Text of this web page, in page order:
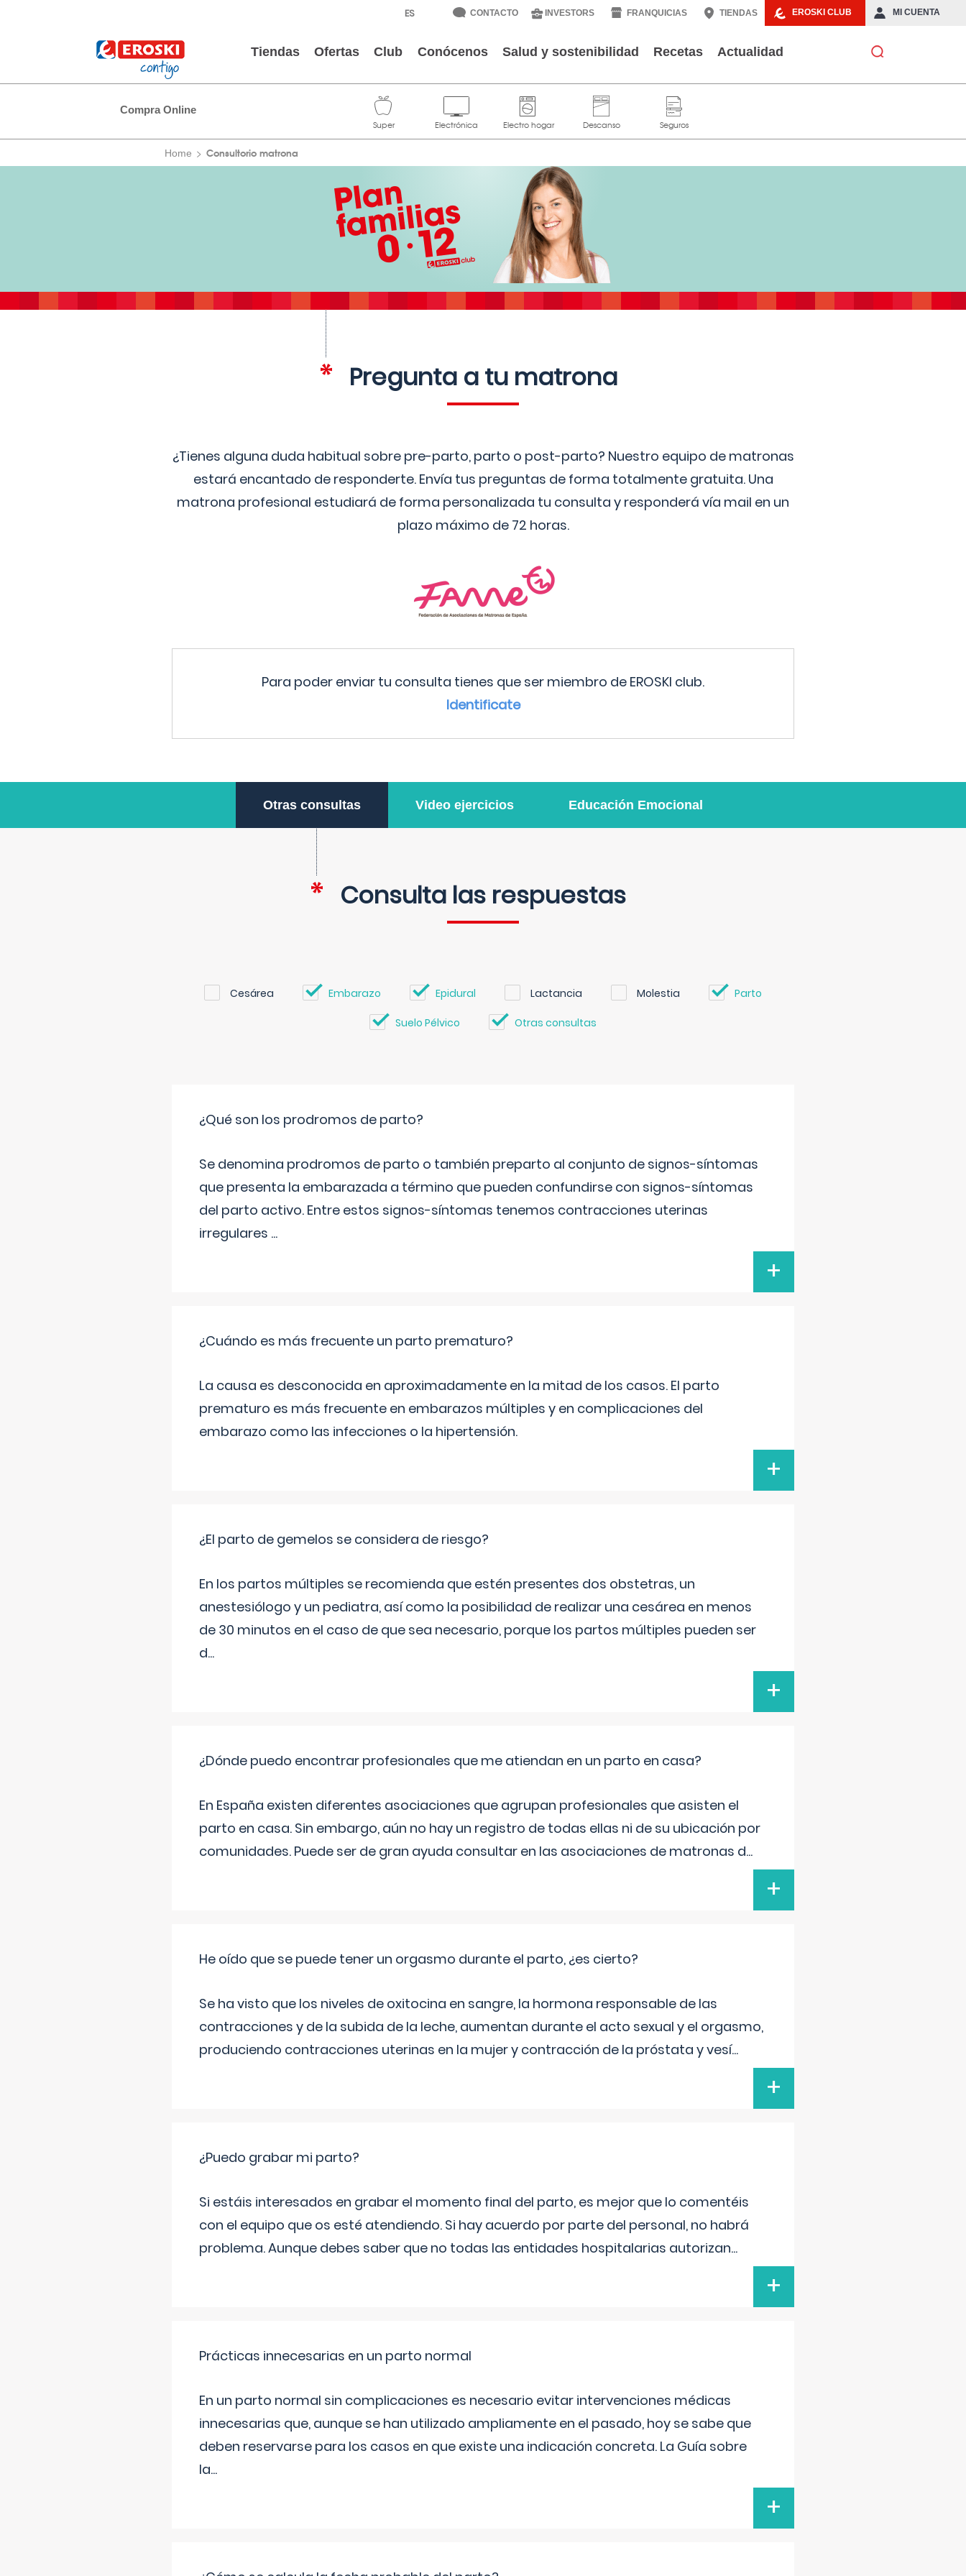
EROSKI CLUB MI CUENTA
CONTACTO INVESTORS FRANQUICIAS TIENDAS
Tiendas Ofertas Club Conócenos Salud y sostenibilidad Recetas Actualidad
Compra Online
Home Consultorio matrona
Pregunta a tu matrona
¿Tienes alguna duda habitual sobre pre-parto, parto o post-parto? Nuestro equipo de matronas
estará encantado de responderte. Envía tus preguntas de forma totalmente gratuita. Una
matrona profesional estudiará de forma personalizada tu consulta y responderá vía mail en un
plazo máximo de 72 horas.
Para poder enviar tu consulta tienes que ser miembro de EROSKI club.
Identificate
Otras consultas Video ejercicios Educación Emocional
Consulta las respuestas
Cesárea Embarazo Epidural Lactancia Molestia Parto
Suelo Pélvico Otras consultas
¿Qué son los prodromos de parto?
Se denomina prodromos de parto o también preparto al conjunto de signos-síntomas
que presenta la embarazada a término que pueden confundirse con signos-síntomas
del parto activo. Entre estos signos-síntomas tenemos contracciones uterinas
irregulares ...
+
¿Cuándo es más frecuente un parto prematuro?
La causa es desconocida en aproximadamente en la mitad de los casos. El parto
prematuro es más frecuente en embarazos múltiples y en complicaciones del
embarazo como las infecciones o la hipertensión.
+
¿El parto de gemelos se considera de riesgo?
En los partos múltiples se recomienda que estén presentes dos obstetras, un
anestesiólogo y un pediatra, así como la posibilidad de realizar una cesárea en menos
de 30 minutos en el caso de que sea necesario, porque los partos múltiples pueden ser
d...
+
¿Dónde puedo encontrar profesionales que me atiendan en un parto en casa?
En España existen diferentes asociaciones que agrupan profesionales que asisten el
parto en casa. Sin embargo, aún no hay un registro de todas ellas ni de su ubicación por
comunidades. Puede ser de gran ayuda consultar en las asociaciones de matronas d...
+
He oído que se puede tener un orgasmo durante el parto, ¿es cierto?
Se ha visto que los niveles de oxitocina en sangre, la hormona responsable de las
contracciones y de la subida de la leche, aumentan durante el acto sexual y el orgasmo,
produciendo contracciones uterinas en la mujer y contracción de la próstata y vesí...
+
¿Puedo grabar mi parto?
Si estáis interesados en grabar el momento final del parto, es mejor que lo comentéis
con el equipo que os esté atendiendo. Si hay acuerdo por parte del personal, no habrá
problema. Aunque debes saber que no todas las entidades hospitalarias autorizan...
+
Prácticas innecesarias en un parto normal
En un parto normal sin complicaciones es necesario evitar intervenciones médicas
innecesarias que, aunque se han utilizado ampliamente en el pasado, hoy se sabe que
deben reservarse para los casos en que existe una indicación concreta. La Guía sobre
la...
+